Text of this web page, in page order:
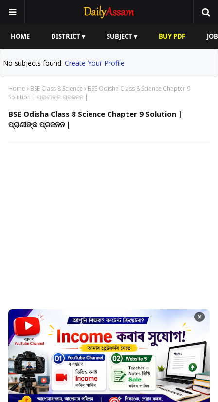
HOME DISTRICT ▾ SUBJECT ▾ BUY PDF
No subjects found. Create Your Profile
Home BSE Class 8 Science
BSE Odisha Class 8 Science Chapter 9
Solution | ପ୍ରାଣୀଙ୍କ ପ୍ରଜନନ |
BSE Odisha Class 8 Science Chapter 9 Solution |
ପ୍ରାଣୀଙ୍କ ପ୍ରଜନନ |
×